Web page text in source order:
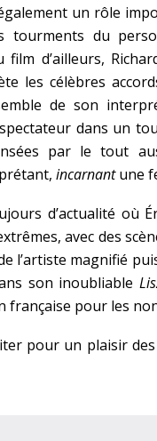
un rôle
tourments du
d’ailleurs,
les célèbres
de son
dans un
par le tout
incarnantune
d’actualité où
avec des
l’artiste magnifié
son inoubliable
française pour les
pour un plaisir des